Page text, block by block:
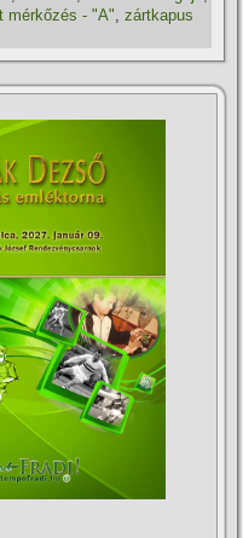
mérkőzés - "A",zártkapus